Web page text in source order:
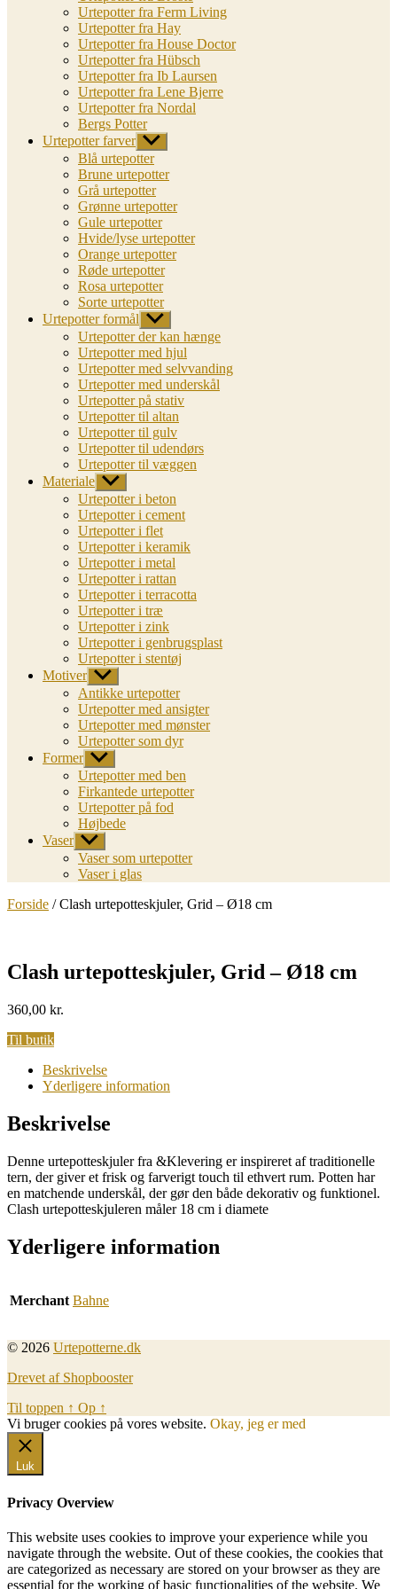
Urtepotter fra Ferm Living
Urtepotter fra Hay
Urtepotter fra House Doctor
Urtepotter fra Hübsch
Urtepotter fra Ib Laursen
Urtepotter fra Lene Bjerre
Urtepotter fra Nordal
Bergs Potter
Urtepotter farver Vis
undermenu
Blå urtepotter
Brune urtepotter
Grå urtepotter
Grønne urtepotter
Gule urtepotter
Hvide/lyse urtepotter
Orange urtepotter
Røde urtepotter
Rosa urtepotter
Sorte urtepotter
Urtepotter formål Vis
undermenu
Urtepotter der kan hænge
Urtepotter med hjul
Urtepotter med selvvanding
Urtepotter med underskål
Urtepotter på stativ
Urtepotter til altan
Urtepotter til gulv
Urtepotter til udendørs
Urtepotter til væggen
Materiale Vis
undermenu
Urtepotter i beton
Urtepotter i cement
Urtepotter i flet
Urtepotter i keramik
Urtepotter i metal
Urtepotter i rattan
Urtepotter i terracotta
Urtepotter i træ
Urtepotter i zink
Urtepotter i genbrugsplast
Urtepotter i stentøj
Motiver Vis
undermenu
Antikke urtepotter
Urtepotter med ansigter
Urtepotter med mønster
Urtepotter som dyr
Former Vis
undermenu
Urtepotter med ben
Firkantede urtepotter
Urtepotter på fod
Højbede
Vaser Vis
undermenu
Vaser som urtepotter
Vaser i glas
Forside / Clash urtepotteskjuler, Grid – Ø18 cm
Clash urtepotteskjuler, Grid – Ø18 cm
360,00 kr.
Til butik
Beskrivelse
Yderligere information
Beskrivelse
Denne urtepotteskjuler fra &Klevering er inspireret af traditionelle
tern, der giver et frisk og farverigt touch til ethvert rum. Potten har
en matchende underskål, der gør den både dekorativ og funktionel.
Clash urtepotteskjuleren måler 18 cm i diamete
Yderligere information
Merchant Bahne
© 2026 Urtepotterne.dk
Drevet af Shopbooster
Til toppen ↑ Op ↑
Vi bruger cookies på vores website. Okay, jeg er med
Luk
Privacy Overview
This website uses cookies to improve your experience while you
navigate through the website. Out of these cookies, the cookies that
are categorized as necessary are stored on your browser as they are
essential for the working of basic functionalities of the website. We